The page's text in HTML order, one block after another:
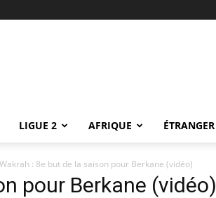
LIGUE 2 AFRIQUE ÉTRANGER
: 8e but de la saison pour Berkane (vidéo)
pour Berkane (vidéo)